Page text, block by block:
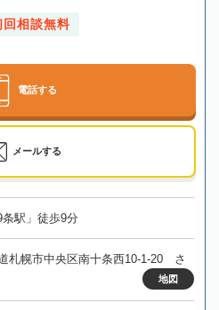
回相談無料
電話する
メールする
駅」徒歩9分
札幌市中央区南十条西10-1-20 さ
地図